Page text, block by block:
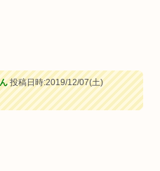
投稿日時:2019/12/07(土)